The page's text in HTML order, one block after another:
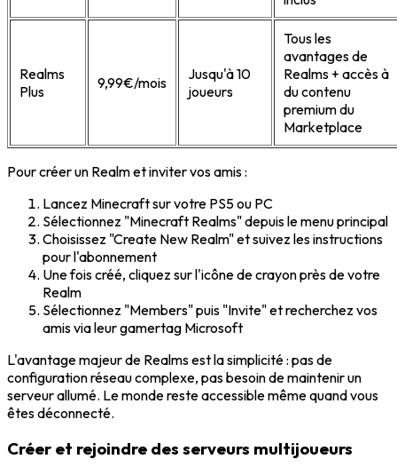
Realms
Plus
9,99€/mois
Jusqu'à 10
joueurs
Tous les
avantages de
Realms + accès à
du contenu
premium du
Marketplace
Pour créer un Realm et inviter vos amis :
Lancez Minecraft sur votre PS5 ou PC
Sélectionnez "Minecraft Realms" depuis le menu principal
Choisissez "Create New Realm" et suivez les instructions
pour l'abonnement
Une fois créé, cliquez sur l'icône de crayon près de votre
Realm
Sélectionnez "Members" puis "Invite" et recherchez vos
amis via leur gamertag Microsoft
L'avantage majeur de Realms est la simplicité : pas de
configuration réseau complexe, pas besoin de maintenir un
serveur allumé. Le monde reste accessible même quand vous
êtes déconnecté.
Créer et rejoindre des serveurs multijoueurs